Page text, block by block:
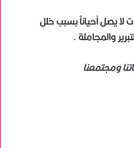
لا يصل أحياناً بسبب خلل
والمجاملة .
ومجتمعنا